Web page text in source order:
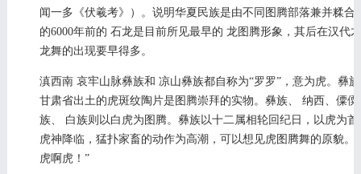
闻一多《伏羲考》）。说明华夏民族是由不同图腾部落兼并糅
的6000年前的 石龙是目前所见最早的 龙图腾形象，其后在汉
龙舞的出现要早得多。
滇西南 哀牢山脉彝族和 凉山彝族都自称为“罗罗”，意为虎。彝
甘肃省出土的虎斑纹陶片是图腾崇拜的实物。彝族、 纳西、僳
族、 白族则以白虎为图腾。彝族以十二属相轮回纪日，以虎为
虎神降临，猛扑家畜的动作为高潮，可以想见虎图腾舞的原貌
虎啊虎！”